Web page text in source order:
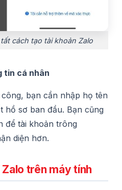
cách tạo tài khoản Zalo
tin cá nhân
bạn cần nhập họ tên
hồ sơ ban đầu. Bạn cũng
để tài khoản trông
diện hơn.
trên máy tính